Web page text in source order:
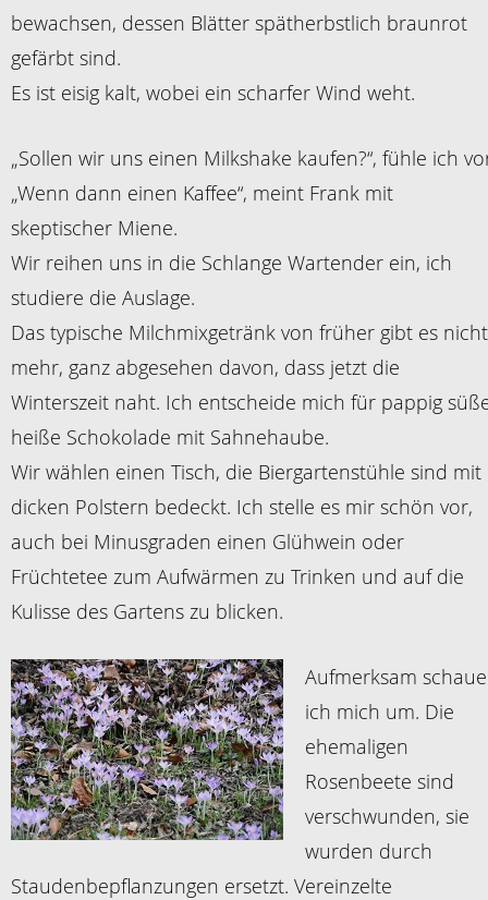
bewachsen, dessen Blätter spätherbstlich braunrot
gefärbt sind.
Es ist eisig kalt, wobei ein scharfer Wind weht.
„Sollen wir uns einen Milkshake kaufen?“, fühle ich
„Wenn dann einen Kaffee“, meint Frank mit
skeptischer Miene.
Wir reihen uns in die Schlange Wartender ein, ich
studiere die Auslage.
Das typische Milchmixgetränk von früher gibt es nicht
mehr, ganz abgesehen davon, dass jetzt die
Winterszeit naht. Ich entscheide mich für pappig
heiße Schokolade mit Sahnehaube.
Wir wählen einen Tisch, die Biergartenstühle sind mit
dicken Polstern bedeckt. Ich stelle es mir schön vor,
auch bei Minusgraden einen Glühwein oder
Früchtetee zum Aufwärmen zu Trinken und auf die
Kulisse des Gartens zu blicken.
Aufmerksam schaue
ich mich um. Die
ehemaligen
Rosenbeete sind
verschwunden, sie
wurden durch
Staudenbepflanzungen ersetzt. Vereinzelte